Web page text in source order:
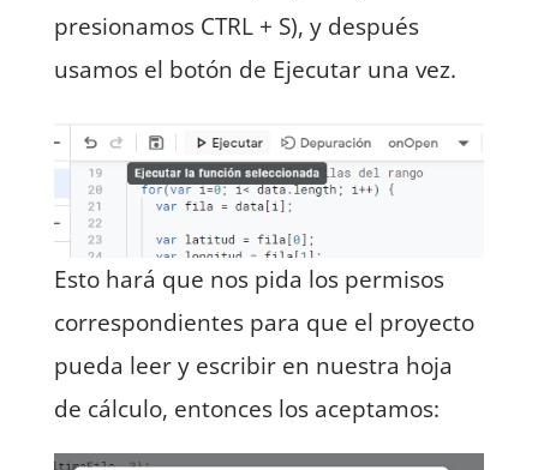
presionamos CTRL + S), y después
usamos el botón de Ejecutar una vez.
Esto hará que nos pida los permisos
correspondientes para que el proyecto
pueda leer y escribir en nuestra hoja
de cálculo, entonces los aceptamos: